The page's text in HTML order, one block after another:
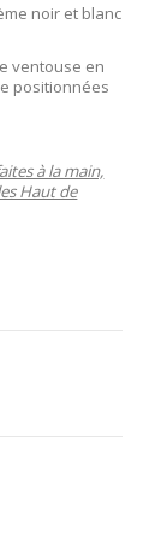
noir et blanc
ventouse en
positionnées
à la main,
Haut de